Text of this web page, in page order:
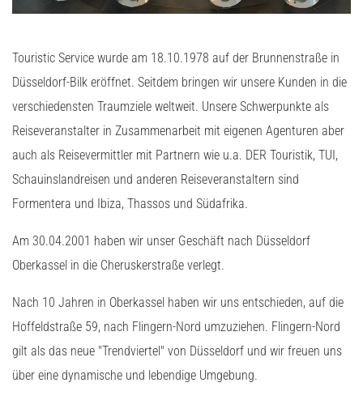
Touristic Service wurde am 18.10.1978 auf der Brunnenstraße in
Düsseldorf-Bilk eröffnet. Seitdem bringen wir unsere Kunden in die
verschiedensten Traumziele weltweit. Unsere Schwerpunkte als
Reiseveranstalter in Zusammenarbeit mit eigenen Agenturen aber
auch als Reisevermittler mit Partnern wie u.a. DER Touristik, TUI,
Schauinslandreisen und anderen Reiseveranstaltern sind
Formentera und Ibiza, Thassos und Südafrika.
Am 30.04.2001 haben wir unser Geschäft nach Düsseldorf
Oberkassel in die Cheruskerstraße verlegt.
Nach 10 Jahren in Oberkassel haben wir uns entschieden, auf die
Hoffeldstraße 59, nach Flingern-Nord umzuziehen. Flingern-Nord
gilt als das neue "Trendviertel" von Düsseldorf und wir freuen uns
über eine dynamische und lebendige Umgebung.